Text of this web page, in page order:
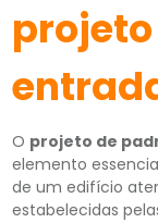
O projeto de
elemento
de um edifício
estabelecidas